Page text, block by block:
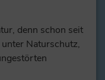
denn schon seit
Naturschutz,